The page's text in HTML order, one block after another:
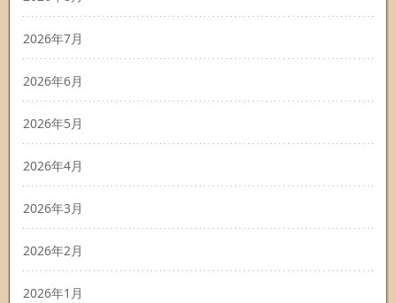
2026年7月
2026年6月
2026年5月
2026年4月
2026年3月
2026年2月
2026年1月